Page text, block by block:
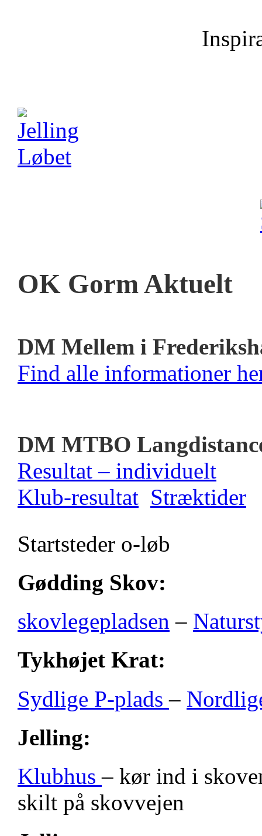
OK Gorm Aktuelt
DM Mellem i
Find alle informationer
DM MTBO
Resultat – individuelt
Klub-resultat Stræktider
Startsteder o-løb
Gødding Skov:
skovlegepladsen –
Tykhøjet Krat:
Sydlige P-plads–
Jelling:
Klubhus– kør ind i
skilt på skovvejen